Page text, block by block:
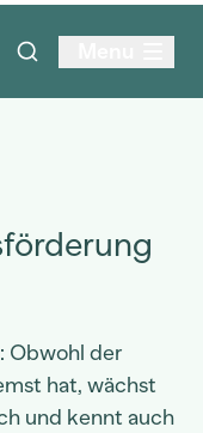
Obwohl der
hat, wächst
und kennt auch